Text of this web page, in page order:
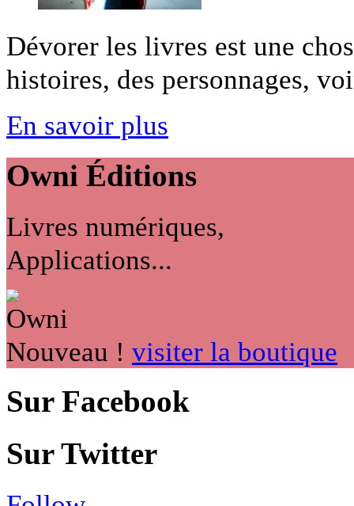
Dévorer les livres est une
histoires, des personnages,
En savoir plus
Owni Éditions
Livres numériques,
Applications...
Nouveau ! visiter la boutique
Sur Facebook
Sur Twitter